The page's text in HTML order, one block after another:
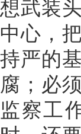
想武装
中心，
持严的
腐；必
监察工